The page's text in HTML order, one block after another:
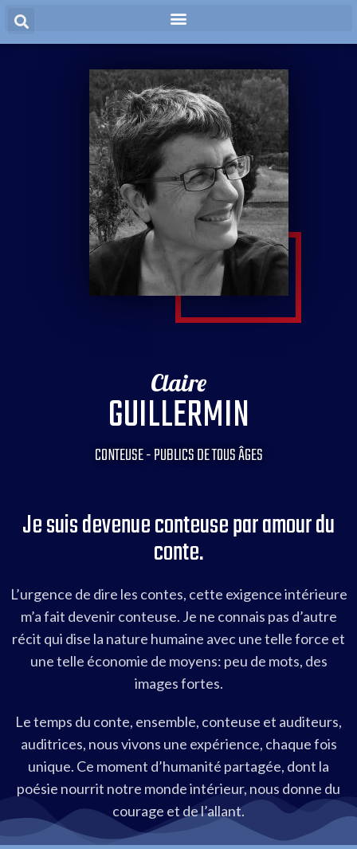
Panneau de gestion des cookies
Claire
GUILLERMIN
CONTEUSE - PUBLICS DE TOUS ÂGES
Je suis devenue conteuse par amour du
conte.
L’urgence de dire les contes, cette exigence intérieure
m’a fait devenir conteuse. Je ne connais pas d’autre
récit qui dise la nature humaine avec une telle force et
une telle économie de moyens: peu de mots, des
images fortes.
Le temps du conte, ensemble, conteuse et auditeurs,
auditrices, nous vivons une expérience, chaque fois
unique. Ce moment d’humanité partagée, dont la
poésie nourrit notre monde intérieur, nous donne du
courage et de l’allant.